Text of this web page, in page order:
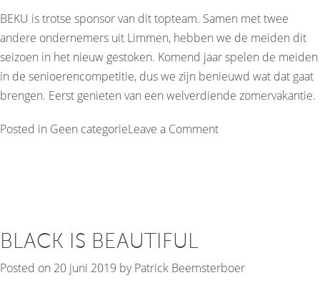
BEKU is trotse sponsor van dit topteam. Samen met twee
andere ondernemers uit Limmen, hebben we de meiden dit
seizoen in het nieuw gestoken. Komend jaar spelen de meiden
in de senioerencompetitie, dus we zijn benieuwd wat dat gaat
brengen. Eerst genieten van een welverdiende zomervakantie.
Posted in Geen categorieLeave a Commenton
BLACK IS BEAUTIFUL
Posted on 20 juni 2019 byPatrick Beemsterboer